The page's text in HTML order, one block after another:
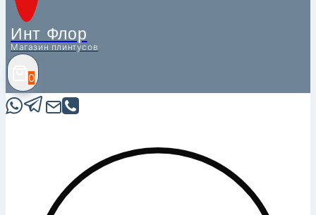
Инт Флор
Магазин плинтусов
0